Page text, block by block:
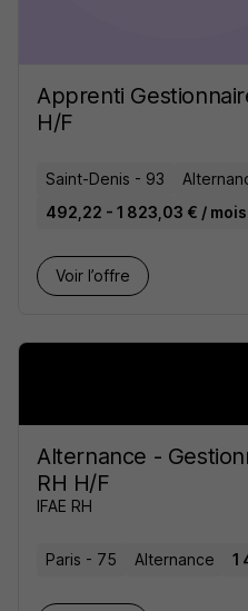
Apprenti
H/F
Saint-Denis - 93
492,22 - 1 823,03 € / mois
Voir l’offre
Alternance -
RH H/F
IFAE RH
Paris - 75 Alternance 1